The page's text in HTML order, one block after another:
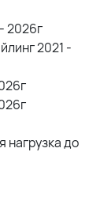
2026г
2021 -
нагрузка до